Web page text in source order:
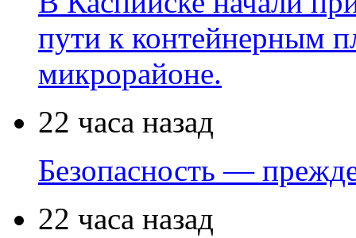
пути к контейнерным
микрорайоне.
22 часа назад
Безопасность —
22 часа назад